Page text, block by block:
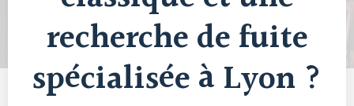
recherche de fuite
spécialisée à Lyon ?